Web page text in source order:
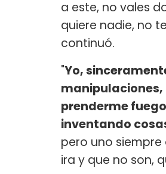
a este, no vales
quiere nadie, no
continuó.
"Yo,
prenderme
inventando
pero uno
ira y que no son,